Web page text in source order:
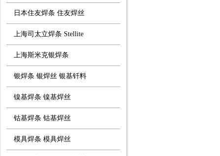
日本住友焊条 住友焊丝
上海司太立焊条 Stellite
上海斯米克银焊条
银焊条 银焊丝 银基钎料
镍基焊条 镍基焊丝
钴基焊条 钴基焊丝
模具焊条 模具焊丝